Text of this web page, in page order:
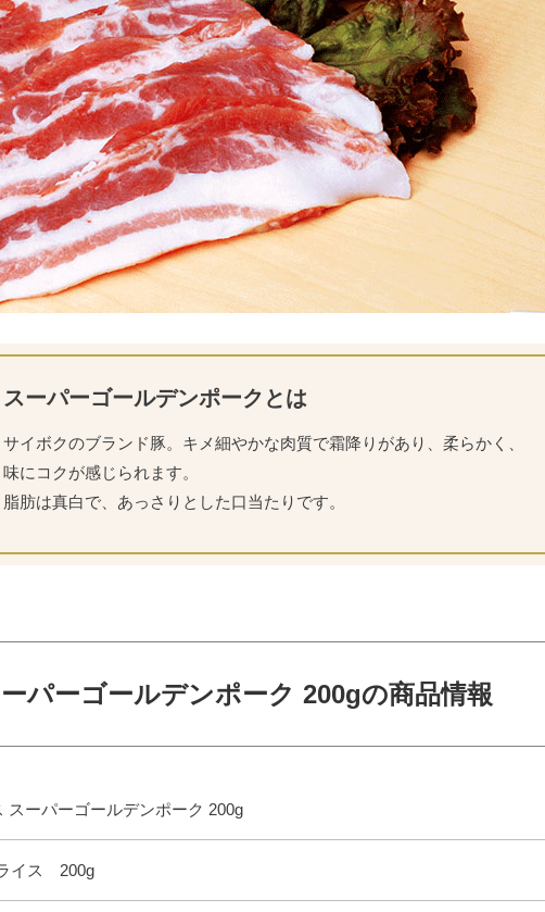
スーパーゴールデンポークとは
サイボクのブランド豚。キメ細やかな肉質で霜降りがあり、柔らかく、
味にコクが感じられます。
脂肪は真白で、あっさりとした口当たりです。
パーゴールデンポーク 200gの商品情報
スーパーゴールデンポーク 200g
イス 200g